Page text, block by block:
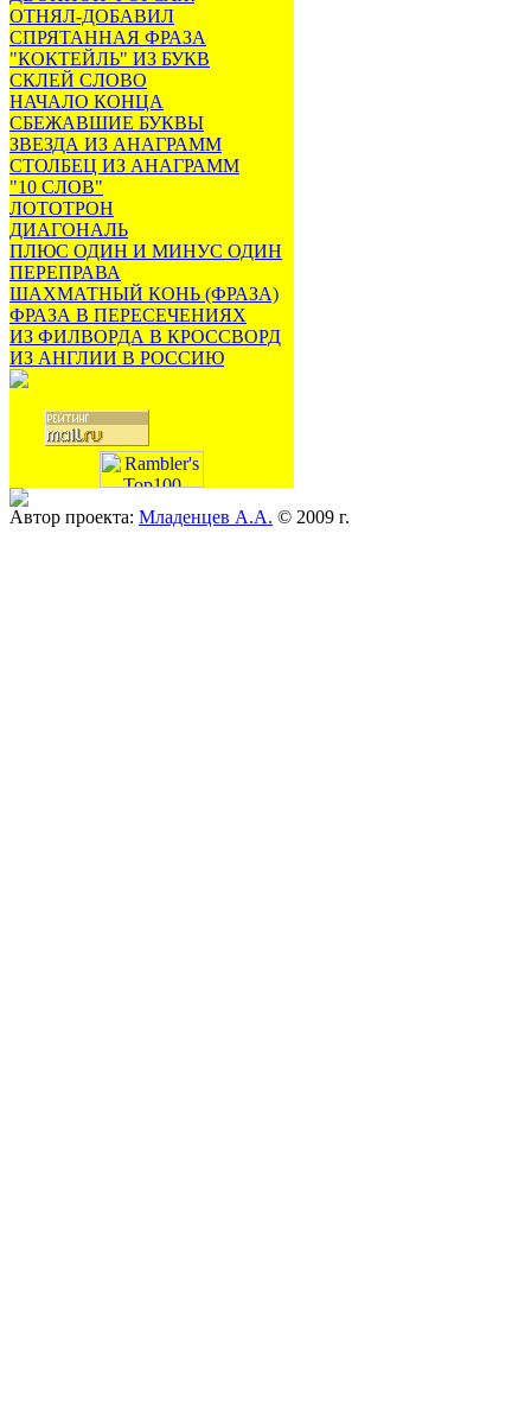
ОТНЯЛ-ДОБАВИЛ
СПРЯТАННАЯ ФРАЗА
"КОКТЕЙЛЬ" ИЗ БУКВ
СКЛЕЙ СЛОВО
НАЧАЛО КОНЦА
СБЕЖАВШИЕ БУКВЫ
ЗВЕЗДА ИЗ АНАГРАММ
СТОЛБЕЦ ИЗ АНАГРАММ
"10 СЛОВ"
ЛОТОТРОН
ДИАГОНАЛЬ
ПЛЮС ОДИН И МИНУС ОДИН
ПЕРЕПРАВА
ШАХМАТНЫЙ КОНЬ (ФРАЗА)
ФРАЗА В ПЕРЕСЕЧЕНИЯХ
ИЗ ФИЛВОРДА В КРОССВОРД
ИЗ АНГЛИИ В РОССИЮ
Автор проекта: Младенцев А.А. © 2009 г.